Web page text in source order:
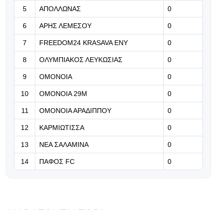
07.08.2026 | 19:52
«Γίνε ασπίδα του Φοίνικα» (Βίντεο)
07.08.2026 | 19:45
Σπουδαία μεταγραφή για τον
ΑΠΟΕΛ στο φούτσαλ
07.08.2026 | 19:32
Ισπανική άφιξη για το κέντρο της
άμυνας!
5 ΑΠΟΛΛΩΝΑΣ 0
6 ΑΡΗΣ ΛΕΜΕΣΟΥ 0
7 FREEDOM24 KRASAVA ΕΝΥ 0
8 ΟΛΥΜΠΙΑΚΟΣ ΛΕΥΚΩΣΙΑΣ 0
9 ΟΜΟΝΟΙΑ 0
10 ΟΜΟΝΟΙΑ 29Μ 0
11 ΟΜΟΝΟΙΑ ΑΡΑΔΙΠΠΟΥ 0
12 ΚΑΡΜΙΩΤΙΣΣΑ 0
13 ΝΕΑ ΣΑΛΑΜΙΝΑ 0
14 ΠΑΦΟΣ FC 0